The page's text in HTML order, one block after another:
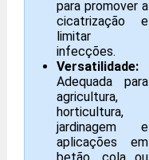
para promover a
cicatrização e
limitar
infecções.
Versatilidade:
Adequada para
agricultura,
horticultura,
jardinagem e
aplicações em